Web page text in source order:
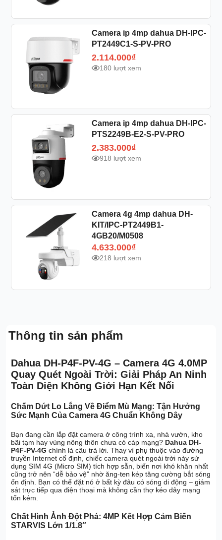
Thông tin sản phẩm
Dahua DH-P4F-PV-4G – Camera 4G 4.0MP
Quay Quét Ngoài Trời: Giải Pháp An Ninh
Toàn Diện Không Giới Hạn Kết Nối
Chấm Dứt Lo Lắng Về Điểm Mù Mạng: Tận Hưởng
Sức Mạnh Của Camera 4G Chuẩn Không Dây
Bạn đang cần lắp đặt camera ở công trình xa, nhà vườn, kho
bãi tạm hay vùng nông thôn chưa có cáp mạng? Dahua DH-
P4F-PV-4G chính là câu trả lời. Thay vì phụ thuộc vào đường
truyền Internet cố định, chiếc camera quét ngoài trời này sử
dụng SIM 4G (Micro SIM) tích hợp sẵn, biến nơi khó khăn nhất
cũng trở nên “dễ bảo vệ” nhờ ăng-ten kép tăng cường bắt sóng
ổn định. Bạn có thể đặt nó ở bất kỳ đâu có sóng di động – giám
sát trực tiếp qua điện thoại mà không cần thợ kéo dây mạng
tốn kém.
Chất Hình Ảnh Đột Phá: 4MP Kết Hợp Cảm Biến
STARVIS Lớn 1/1.8″
Camera ip 4mp dahua DH-IPC-
PT2449C1-S-PV-PRO
2.114.000₫
180 lượt xem
Camera ip 4mp dahua DH-IPC-
PTS2249B-E2-S-PV-PRO
2.383.000₫
918 lượt xem
Camera 4g 4mp dahua DH-
KIT/IPC-PT2449B1-
4GB20/M0508
4.633.000₫
218 lượt xem